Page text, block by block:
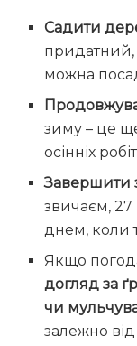
Садити
придатний,
можна
зиму – це
осінніх
Завершити
звичаєм, 27
днем, коли
Якщо
догляд за
чи
залежно